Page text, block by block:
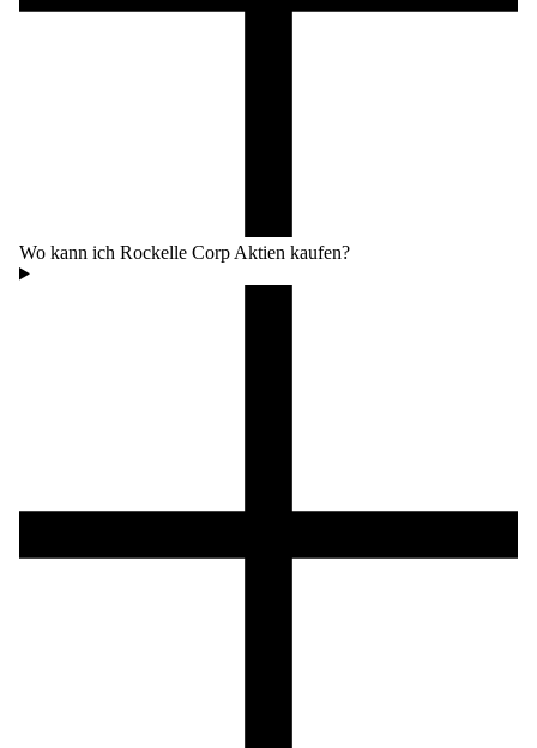
Wo kann ich Rockelle Corp Aktien kaufen?